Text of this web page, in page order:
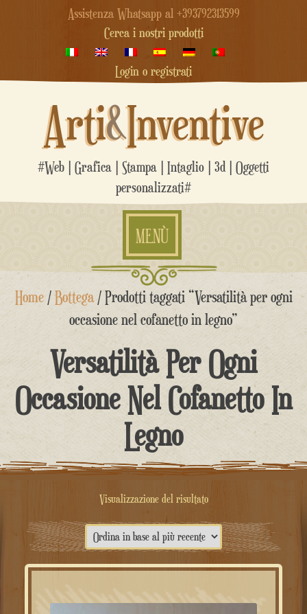
Assistenza Whatsapp al +393792313599
Cerca i nostri prodotti
Login o registrati
Arti&Inventive
#Web | Grafica | Stampa | Intaglio | 3d | Oggetti
personalizzati#
MENÙ
Salta
Home/Bottega/ Prodotti taggati “Versatilità per ogni
occasione nel cofanetto in legno”
Versatilità Per Ogni
Occasione Nel Cofanetto In
Legno
Visualizzazione del risultato